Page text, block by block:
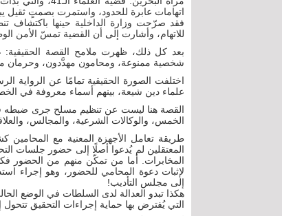
اتهامات عابرة للحدود، واستمرت بصمتٍ ثقيل
فقد صرّحت وزارة الداخلية حينها باكتشاف
للاتهام، وأشارت إلى أن القضية تمسّ الأمن
بعد كل ذلك، ظهرت ملامح القصة الحقيقية:
شخصية ممنوعة، ومحامون مهدَّدون، وحرمان من
اختلفت الصورة الحقيقية تمامًا عن
علماء دين شيعة، بينهم أسماء معروفة في
القصة هنا ليست عن تنظيم مسلح جرى ضبطه في
الخمس، والوكالات الشرعية، والمجالس،
طريقة تعامل الأجهزة المعنية مع المحامين
المعتقلين لم يُدعوا أصلًا إلى حضور جلسات
المخابرات. أما من تمكّن منهم من الحضور
لإثبات دعوة المحامي للحضور، وهو إجراء
إلى مجلس التأديب!
هكذا تبدو العدالة لدى السلطات في الوضع
التي يُفترض بها حماية إجراءات التحقيق